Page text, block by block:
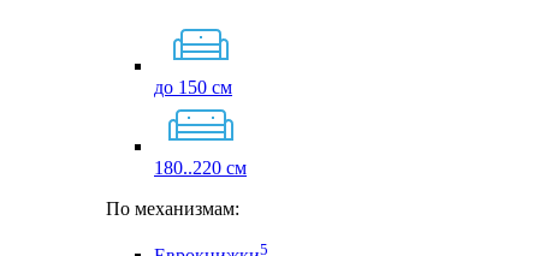
до 150 см
180..220 см
По механизмам:
5